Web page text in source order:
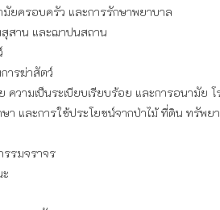
ยครอบครัว และการรักษาพยาบาล
สาน และฌาปนสถาน
ารฆ่าสัตว์
วามเป็นระเบียบเรียบร้อย และการอนามัย
า และการใช้ประโยชน์จากป่าไม้ ที่ดิน ทรัพ
รรมจราจร